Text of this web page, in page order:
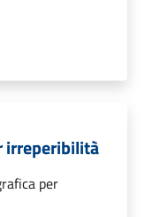
irreperibilità
per